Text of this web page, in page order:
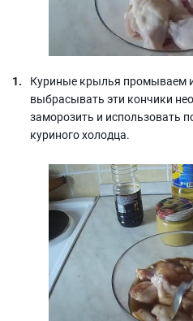
Куриные крылья промываем
выбрасывать эти кончики
заморозить и использовать
куриного холодца.